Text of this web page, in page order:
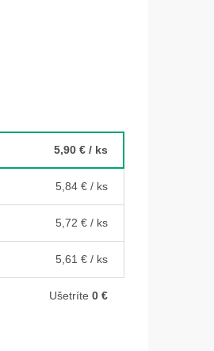
5,90 € / ks
5,84 € / ks
5,72 € / ks
5,61 € / ks
Ušetríte 0 €